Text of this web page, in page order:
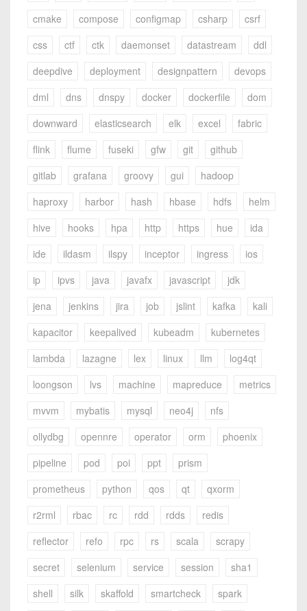
cmake
compose configmap csharp
csrf
css
ctf ctk daemonset datastream
ddl
deepdive
deployment designpattern
devops
dml
dns dnspy docker dockerfile
dom
downward
elasticsearch elk excel
fabric
flink
flume fuseki gfw git
github
gitlab
grafana groovy gui
hadoop
haproxy
harbor hash hbase hdfs
helm
hive
hooks hpa http https hue
ida
ide
ildasm ilspy inceptor ingress
ios
ip
ipvs java javafx javascript
jdk
jena
jenkins jira job jslint kafka
kali
kapacitor
keepalived kubeadm
kubernetes
lambda
lazagne lex linux llm
log4qt
loongson
lvs machine mapreduce
metrics
mvvm
mybatis mysql neo4j
nfs
ollydbg
opennre operator orm
phoenix
pipeline
pod poi ppt
prism
prometheus
python qos qt
qxorm
r2rml
rbac rc rdd rdds
redis
reflector
refo rpc rs scala
scrapy
secret
selenium service session
sha1
shell
silk skaffold smartcheck
spark